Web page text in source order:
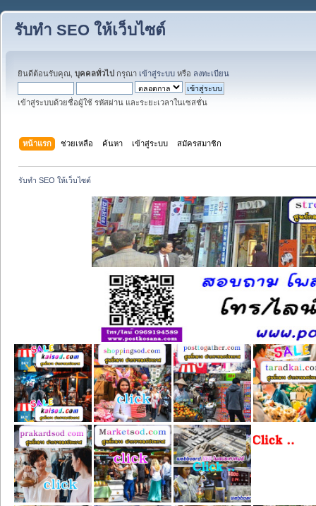
รับทำ SEO ให้เว็บไซต์
ยินดีต้อนรับคุณ, บุคคลทั่วไป กรุณา เข้าสู่ระบบ หรือ ลงทะเบียน
เข้าสู่ระบบด้วยชื่อผู้ใช้ รหัสผ่าน และระยะเวลาในเซสชั่น
หน้าแรก ช่วยเหลือ ค้นหา เข้าสู่ระบบ สมัครสมาชิก
รับทำ SEO ให้เว็บไซต์